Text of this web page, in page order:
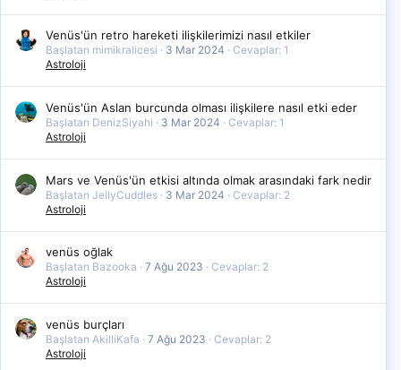
Venüs'ün retro hareketi ilişkilerimizi nasıl etkiler
Başlatan mimikralicesi 3 Mar 2024
Cevaplar: 1
Astroloji
Venüs'ün Aslan burcunda olması ilişkilere nasıl etki eder
Başlatan DenizSiyahi 3 Mar 2024
Cevaplar: 1
Astroloji
Mars ve Venüs'ün etkisi altında olmak arasındaki fark nedir
Başlatan JellyCuddles 3 Mar 2024
Cevaplar: 2
Astroloji
venüs oğlak
Başlatan Bazooka 7 Ağu 2023
Cevaplar: 2
Astroloji
venüs burçları
Başlatan AkilliKafa 7 Ağu 2023
Cevaplar: 2
Astroloji